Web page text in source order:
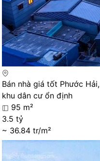
Bán nhà giá tốt Phước Hải,
khu dân cư ổn định
95 m²
3.5 tỷ
~ 36.84 tr/m²